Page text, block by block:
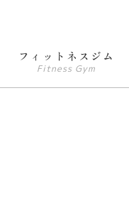
フィットネスジム
Fitness Gym